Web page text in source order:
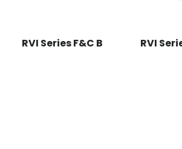
RVI Series F&C B RVI